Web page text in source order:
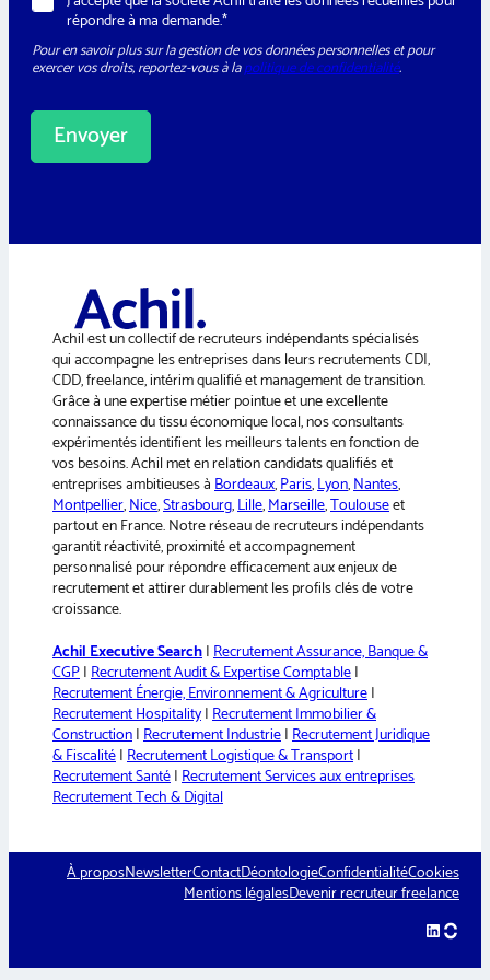
e
t
t
r
G
D
*
répondre à ma demande.*
Pour en savoir plus sur la gestion de vos données personnelles et pour
exercer vos droits, reportez-vous à lapolitique de confidentialité.
Envoyer
e
Achil est un collectif de recruteurs indépendants spécialisés
qui accompagne les entreprises dans leurs recrutements CDI,
CDD, freelance, intérim qualifié et management de transition.
Grâce à une expertise métier pointue et une excellente
connaissance du tissu économique local, nos consultants
expérimentés identifient les meilleurs talents en fonction de
vos besoins. Achil met en relation candidats qualifiés et
entreprises ambitieuses àBordeaux,Paris,Lyon,Nantes,
Montpellier,Nice,Strasbourg,Lille,Marseille,Toulouseet
partout en France. Notre réseau de recruteurs indépendants
garantit réactivité, proximité et accompagnement
personnalisé pour répondre efficacement aux enjeux de
recrutement et attirer durablement les profils clés de votre
croissance.
Achil Executive Search|Recrutement Assurance, Banque &
CGP|Recrutement Audit & Expertise Comptable|
Recrutement Énergie, Environnement & Agriculture|
Recrutement Hospitality|Recrutement Immobilier &
Construction|Recrutement Industrie|Recrutement Juridique
& Fiscalité|Recrutement Logistique & Transport|
Recrutement Santé|Recrutement Services aux entreprises
Recrutement Tech & Digital
À proposNewsletterContactDéontologieConfidentialitéCookies
Mentions légalesDevenir recruteur freelance
LinkedIn